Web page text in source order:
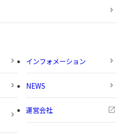
インフォメーション
NEWS
運営会社